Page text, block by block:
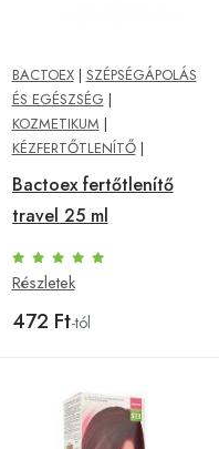
BACTOEX| SZÉPSÉGÁPOLÁS
ÉS EGÉSZSÉG |
KOZMETIKUM |
KÉZFERTŐTLENÍTŐ|
Bactoex fertőtlenítő
travel 25 ml
Részletek
472 Ft-tól